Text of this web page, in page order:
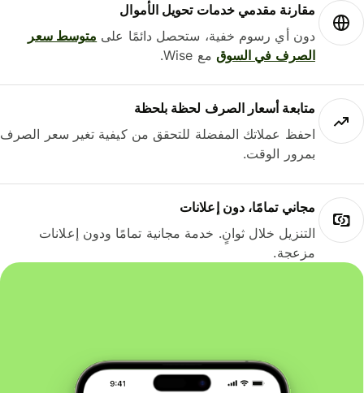
مقارنة مقدمي خدمات تحويل الأموال
دون أي رسوم خفية، ستحصل دائمًا علىمتوسط ​​سعر
الصرف في السوقمع Wise.
متابعة أسعار الصرف لحظة بلحظة
احفظ عملاتك المفضلة للتحقق من كيفية تغير سعر الصرف
بمرور الوقت.
مجاني تمامًا، دون إعلانات
التنزيل خلال ثوانٍ. خدمة مجانية تمامًا ودون إعلانات
مزعجة.